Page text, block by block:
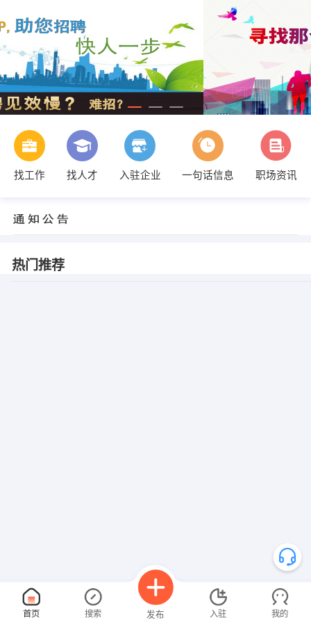
找工作 找人才 入驻企业 一句话信息 职场资讯
热门推荐
首页 搜索 发布 入驻 我的